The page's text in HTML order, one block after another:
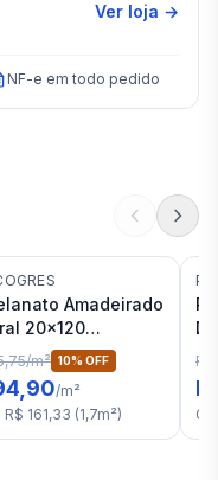
Ver loja →
NF-e em todo pedido
Amadeirado
20x120
Vancouver
/m² 10% OFF
/m²
R$ 161,33 (1,7m²)
R$